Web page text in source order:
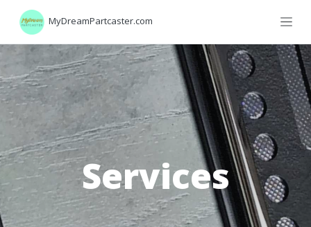
MyDreamPartcaster.com
Services